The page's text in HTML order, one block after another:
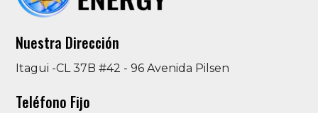
Nuestra Dirección
Itagui -CL 37B #42 - 96 Avenida Pilsen
Teléfono Fijo